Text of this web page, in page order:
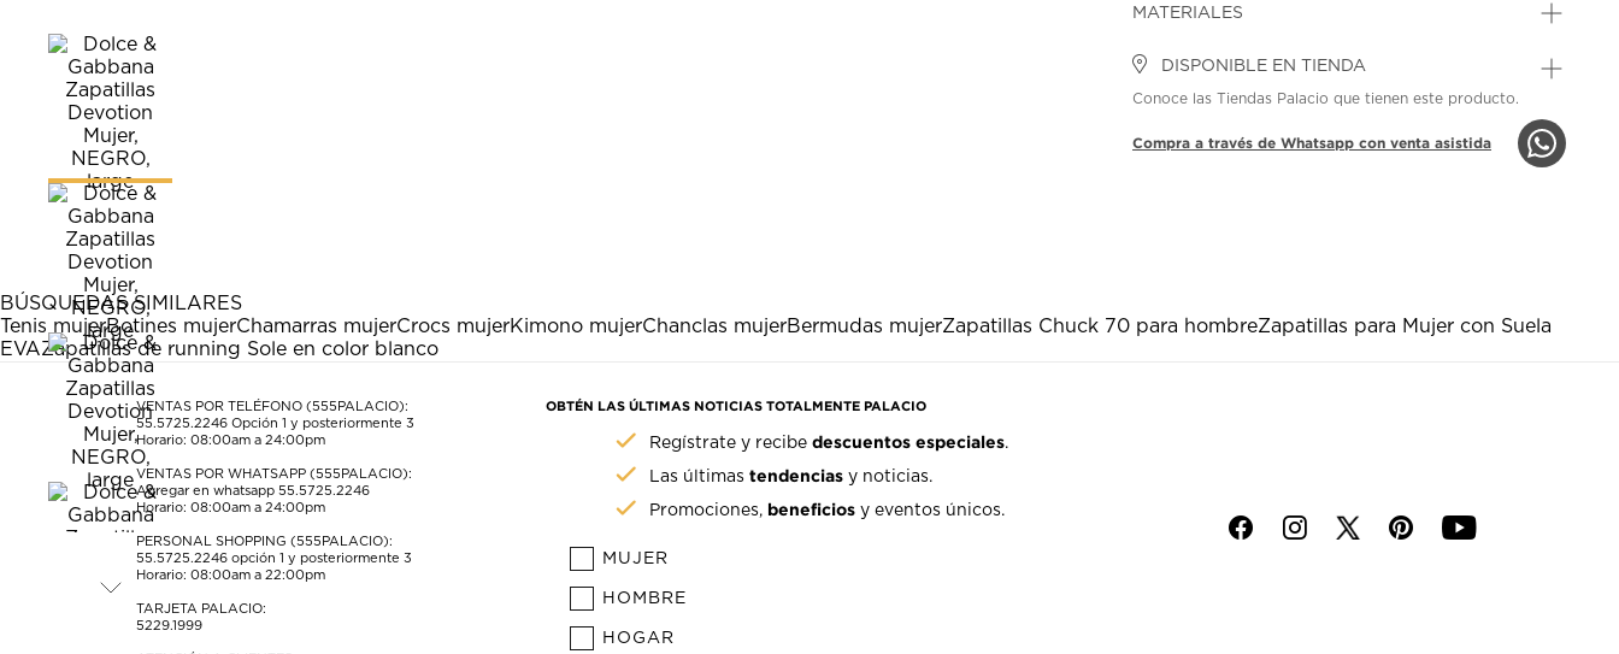
MATERIALES
DISPONIBLE EN TIENDA
Conoce las Tiendas Palacio que tienen este producto.
Compra a través de Whatsapp con venta asistida
BÚSQUEDAS SIMILARES
Tenis mujerBotines mujerChamarras mujerCrocs mujerKimono mujerChanclas mujerBermudas mujerZapatillas Chuck 70 para hombreZapatillas para Mujer con Suela
EVAZapatillas de running Sole en color blanco
VENTAS POR TELÉFONO (555PALACIO):
55.5725.2246 Opción 1 y posteriormente 3
Horario: 08:00am a 24:00pm
VENTAS POR WHATSAPP (555PALACIO):
Agregar en whatsapp 55.5725.2246
Horario: 08:00am a 24:00pm
PERSONAL SHOPPING (555PALACIO):
55.5725.2246 opción 1 y posteriormente 3
Horario: 08:00am a 22:00pm
TARJETA PALACIO:
5229.1999
OBTÉN LAS ÚLTIMAS NOTICIAS TOTALMENTE PALACIO
Regístrate y recibedescuentos especiales.
Las últimastendencias y noticias.
Promociones, beneficios y eventos únicos.
MUJER
HOMBRE
HOGAR
f i p y